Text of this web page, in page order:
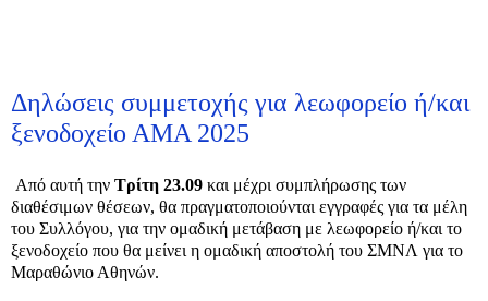
Δηλώσεις συμμετοχής για λεωφορείο ή/και
ξενοδοχείο ΑΜΑ 2025
Από αυτή την Τρίτη 23.09 και μέχρι συμπλήρωσης των
διαθέσιμων θέσεων, θα πραγματοποιούνται εγγραφές για τα μέλη
του Συλλόγου, για την ομαδική μετάβαση με λεωφορείο ή/και το
ξενοδοχείο που θα μείνει η ομαδική αποστολή του ΣΜΝΛ για το
Μαραθώνιο Αθηνών.